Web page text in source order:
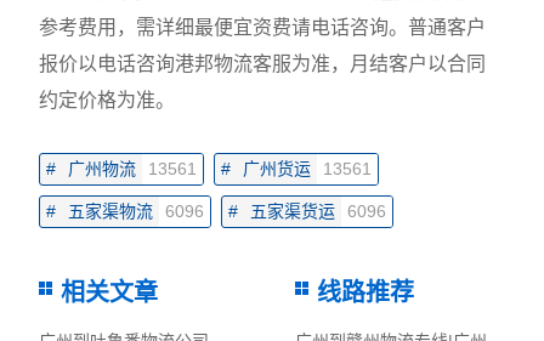
参考费用，需详细最便宜资费请电话咨询。普通客户
报价以电话咨询港邦物流客服为准，月结客户以合同
约定价格为准。
# 广州物流 13561 # 广州货运 13561
# 五家渠物流 6096 # 五家渠货运 6096
相关文章 线路推荐